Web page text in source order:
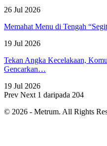
26 Jul 2026
Memahat Menu di Tengah
19 Jul 2026
Tekan Angka Kecelakaan,
Gencarkan…
19 Jul 2026
Prev Next 1 daripada 204
© 2026 - Metrum. All Rights